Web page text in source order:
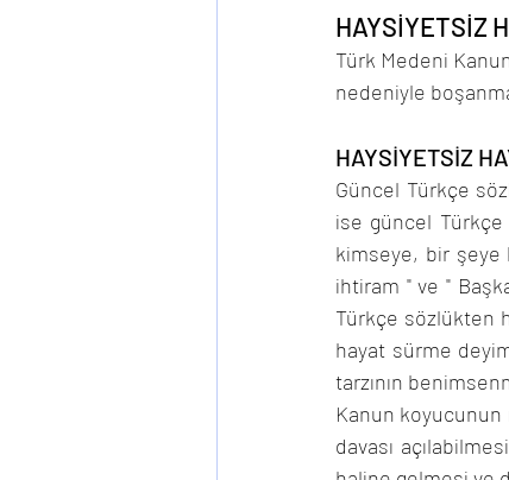
HAYSİYETSİZ
Türk Medeni
nedeniyle
HAYSİYETSİZ
Güncel Türkçe
ise güncel Türkçe
kimseye, bir şeye
ihtiram " ve "
Türkçe sözlükten
hayat sürme
tarzının
Kanun
davası